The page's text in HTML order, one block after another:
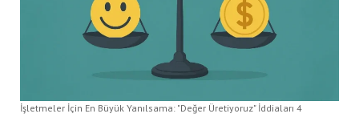
İşletmeler İçin En Büyük Yanılsama: "Değer Üretiyoruz" İddiaları 4